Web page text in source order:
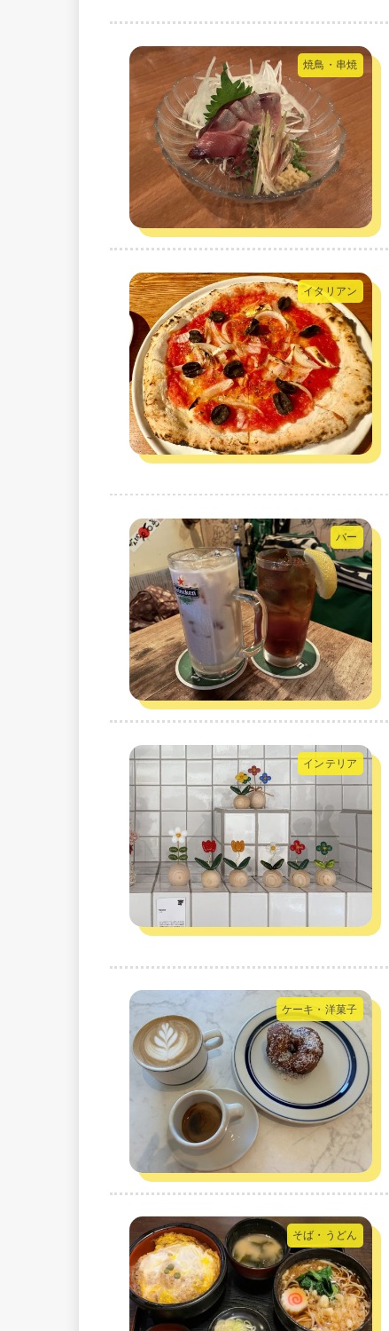
焼鳥・串焼
イタリアン
バー
インテリア
ケーキ・洋菓子
そば・うどん